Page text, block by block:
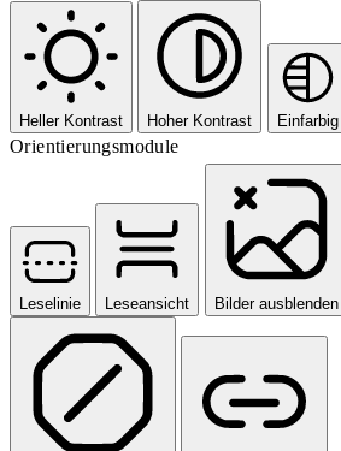
Heller Kontrast Hoher Kontrast Einfarbig
Orientierungsmodule
Leselinie Leseansicht Bilder ausblenden